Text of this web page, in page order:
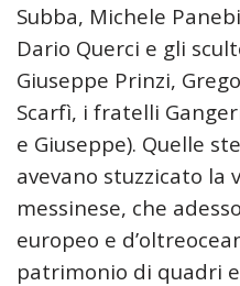
Subba, Michele
Dario Querci e gli
Giuseppe Prinzi,
Scarfì, i fratelli
e Giuseppe). Quelle
avevano stuzzicato la
messinese, che
europeo e
patrimonio di quadri